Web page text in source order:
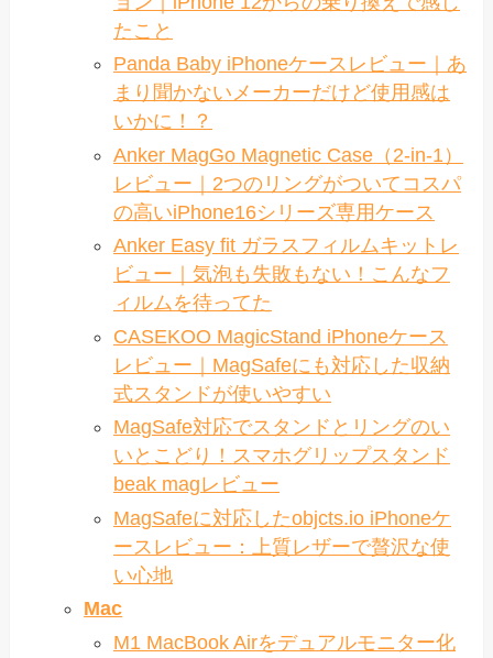
たこと
Panda Baby iPhoneケースレビュー｜あ
まり聞かないメーカーだけど使用感は
いかに！？
Anker MagGo Magnetic Case（2-in-1）
レビュー｜2つのリングがついてコスパ
の高いiPhone16シリーズ専用ケース
Anker Easy fit ガラスフィルムキットレ
ビュー｜気泡も失敗もない！こんなフ
ィルムを待ってた
CASEKOO MagicStand iPhoneケース
レビュー｜MagSafeにも対応した収納
式スタンドが使いやすい
MagSafe対応でスタンドとリングのい
いとこどり！スマホグリップスタンド
beak magレビュー
MagSafeに対応したobjcts.io iPhoneケ
ースレビュー：上質レザーで贅沢な使
い心地
Mac
M1 MacBook Airをデュアルモニター化